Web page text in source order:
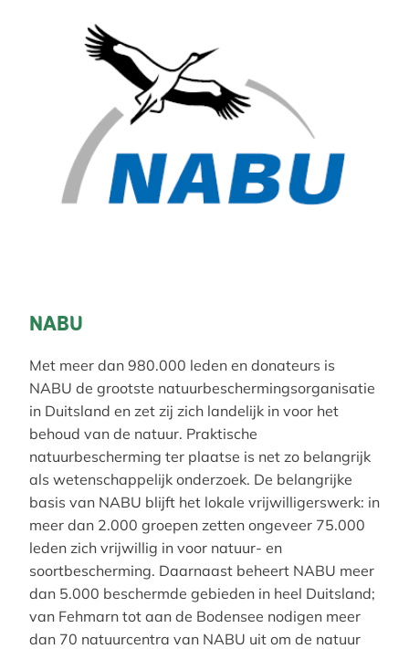
NABU
Met meer dan 980.000 leden en donateurs is
NABU de grootste natuurbeschermingsorganisatie
in Duitsland en zet zij zich landelijk in voor het
behoud van de natuur. Praktische
natuurbescherming ter plaatse is net zo belangrijk
als wetenschappelijk onderzoek. De belangrijke
basis van NABU blijft het lokale vrijwilligerswerk: in
meer dan 2.000 groepen zetten ongeveer 75.000
leden zich vrijwillig in voor natuur- en
soortbescherming. Daarnaast beheert NABU meer
dan 5.000 beschermde gebieden in heel Duitsland;
van Fehmarn tot aan de Bodensee nodigen meer
dan 70 natuurcentra van NABU uit om de natuur